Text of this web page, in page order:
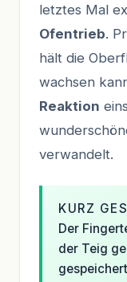
letztes Mal
Ofentrieb.
hält die
wachsen
Reaktion
verwandelt.
KURZ
Der
der Teig